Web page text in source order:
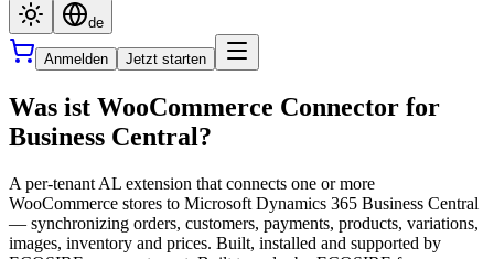
de
Anmelden Jetzt starten
Was ist WooCommerce Connector for
Business Central?
A per-tenant AL extension that connects one or more
WooCommerce stores to Microsoft Dynamics 365 Business Central
— synchronizing orders, customers, payments, products, variations,
images, inventory and prices. Built, installed and supported by